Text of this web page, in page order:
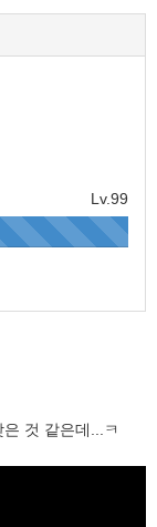
Lv.99
은 것 같은데...ㅋ